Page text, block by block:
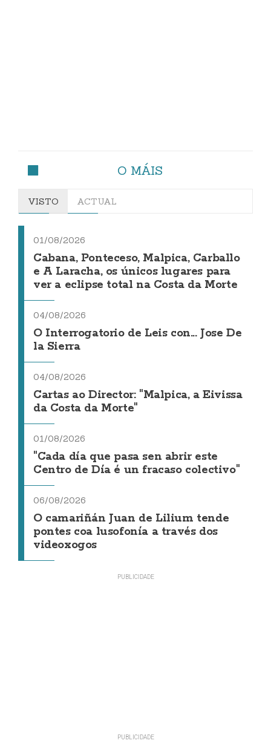
O MÁIS
VISTO ACTUAL
01/08/2026
Cabana, Ponteceso, Malpica, Carballo
e A Laracha, os únicos lugares para
ver a eclipse total na Costa da Morte
04/08/2026
O Interrogatorio de Leis con... Jose De
la Sierra
04/08/2026
Cartas ao Director: "Malpica, a Eivissa
da Costa da Morte"
01/08/2026
"Cada día que pasa sen abrir este
Centro de Día é un fracaso colectivo"
06/08/2026
O camariñán Juan de Lilium tende
pontes coa lusofonía a través dos
videoxogos